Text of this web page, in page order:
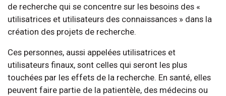
de recherche qui se concentre sur les besoins des «
utilisatrices et utilisateurs des connaissances » dans la
création des projets de recherche.
Ces personnes, aussi appelées utilisatrices et
utilisateurs finaux, sont celles qui seront les plus
touchées par les effets de la recherche. En santé, elles
peuvent faire partie de la patientèle, des médecins ou